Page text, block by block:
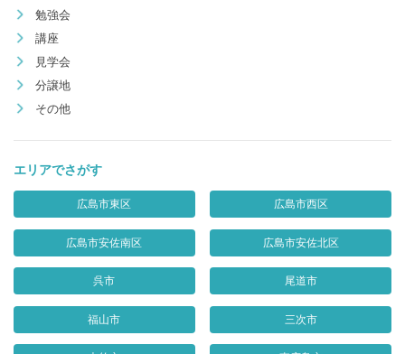
勉強会
講座
見学会
分譲地
その他
エリアでさがす
広島市東区 広島市西区
広島市安佐南区 広島市安佐北区
呉市 尾道市
福山市 三次市